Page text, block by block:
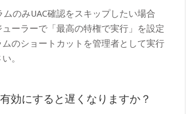
のみUAC確認をスキップしたい場合
ーラーで「最高の特権で実行」を設定
のショートカットを管理者として実行
。
効にすると遅くなりますか？